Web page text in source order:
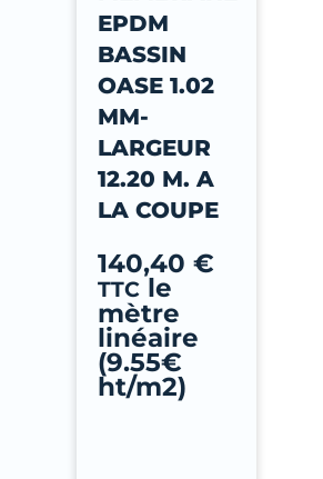
EPDM
BASSIN
OASE 1.02
MM-
LARGEUR
12.20 M. A
LA COUPE
140,40 €
TTCle
mètre
linéaire
(9.55€
ht/m2)